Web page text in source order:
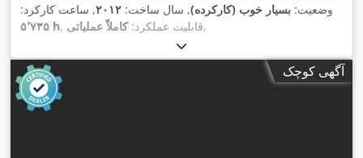
وضعیت: بسیار خوب (کارکرده), سال ساخت: ۲۰۱۲, ساعت کارکرد:
۵٬۷۳۵ h
, قابلیت عملکرد:کاملاً عملیاتی ,
آگهی کوچک